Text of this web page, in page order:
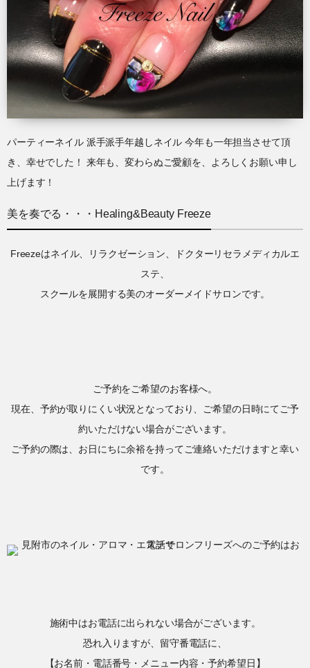
パーティーネイル 派手派手年越しネイル 今年も一年担当させて頂
き、幸せでした！ 来年も、変わらぬご愛顧を、よろしくお願い申し
上げます！
美を奏でる・・・Healing&Beauty Freeze
Freezeはネイル、リラクゼーション、ドクターリセラメディカルエ
ステ、
スクールを展開する美のオーダーメイドサロンです。
ご予約をご希望のお客様へ。
現在、予約が取りにくい状況となっており、ご希望の日時にてご予
約いただけない場合がございます。
ご予約の際は、お日にちに余裕を持ってご連絡いただけますと幸い
です。
施術中はお電話に出られない場合がございます。
恐れ入りますが、留守番電話に、
【お名前・電話番号・メニュー内容・予約希望日】